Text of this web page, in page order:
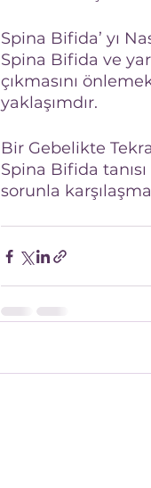
Spina Bifida’ yı
Spina Bifida ve
çıkmasını
yaklaşımdır.
Bir Gebelikte
Spina Bifida
sorunla